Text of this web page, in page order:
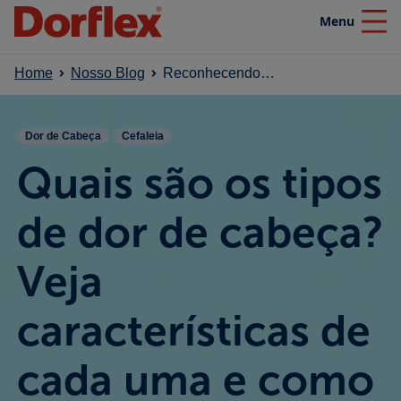
Menu
Close
Home
Nosso blog
Efeito SuperaDor
Campanhas
Home Nosso Blog Reconhecendo os tipos de dor de cabeça: sintomas e tratamentos
Dor de Cabeça Cefaleia
Quais são os tipos
de dor de cabeça?
Veja
características de
cada uma e como